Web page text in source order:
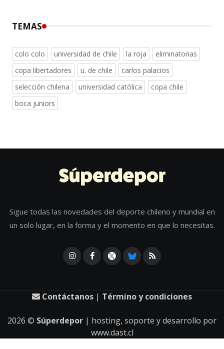
TEMAS
colo colo universidad de chile la roja
eliminatorias
copa libertadores
u. de chile
carlos palacios
selección chilena
universidad católica
copa chile
boca juniors
Sigue todas las novedades del deporte chileno y mundial en
un solo lugar, en la forma y el momento en que lo necesitas.
Contáctanos | Término y condiciones
2026 © Súperdepor | hosting, soporte y desarrollo por
www.dast.cl